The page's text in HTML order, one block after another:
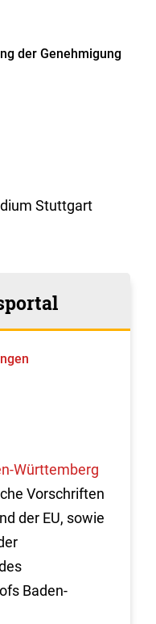
der Genehmigung
Stuttgart
Württemberg
Vorschriften
der EU, sowie
Baden-